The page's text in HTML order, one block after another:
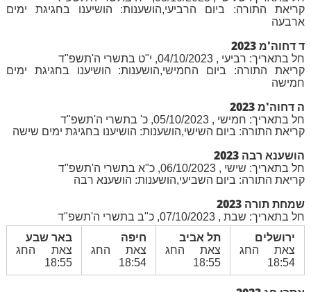
קריאת התורה: ביום הרביעי,הושענות: הושיענו בחגיגת ימים
ארבעה
ד דחוה'מ 2023
חל בתאריך: רביעי , 04/10/2023, י"ט בתשרי ה'תשפ"ד
קריאת התורה: ביום החמישי,הושענות: הושיענו בחגיגת ימים
חמישה
ה דחוה'מ 2023
חל בתאריך: חמישי , 05/10/2023, כ' בתשרי ה'תשפ"ד
קריאת התורה: ביום השישי,הושענות: הושיענו בחגיגת ימים שישה
הושענא רבה 2023
חל בתאריך: שישי , 06/10/2023, כ"א בתשרי ה'תשפ"ד
קריאת התורה: ביום השביעי,הושענות: הושענא רבה
שמחת תורה 2023
חל בתאריך: שבת , 07/10/2023, כ"ב בתשרי ה'תשפ"ד
ירושלים
צאת החג
18:54
תל אביב
צאת החג
18:55
חיפה
צאת החג
18:54
באר שבע
צאת החג
18:55